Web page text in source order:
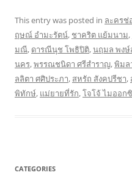
This entry was posted in ละครช่
ฤษณ์ อำมะรัตน์, ชาคริต แย้มนาม,
มณี, ดารณีนุช โพธิปิติ,นฤมล พง
นคร,พรรณชนิดา ศรีสำราญ,พิมล
ลลิตา ศศิประภา, สหรัถ สังคปรีชา,
พิทักษ์, แม่ยายที่รัก,โจโจ้ ไมออกซิ
CATEGORIES